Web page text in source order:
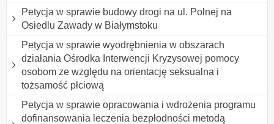
Petycja w sprawie budowy drogi na ul. Polnej na
Osiedlu Zawady w Białymstoku
Petycja w sprawie wyodrębnienia w obszarach
działania Ośrodka Interwencji Kryzysowej pomocy
osobom ze względu na orientację seksualna i
tożsamość płciową
Petycja w sprawie opracowania i wdrożenia programu
dofinansowania leczenia bezpłodności metodą